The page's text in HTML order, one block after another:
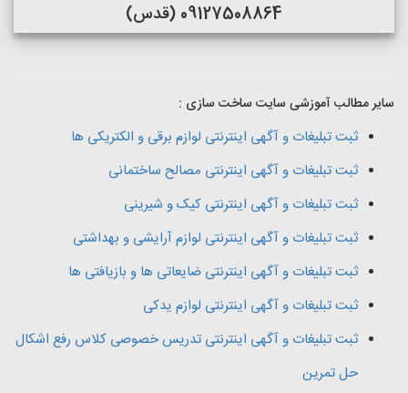
09127508864 (قدس)
سایر مطالب آموزشی سایت ساخت سازی :
ثبت تبلیغات و آگهی اینترنتی لوازم برقی و الکتریکی ها
ثبت تبلیغات و آگهی اینترنتی مصالح ساختمانی
ثبت تبلیغات و آگهی اینترنتی کیک و شیرینی
ثبت تبلیغات و آگهی اینترنتی لوازم آرایشی و بهداشتی
ثبت تبلیغات و آگهی اینترنتی ضایعاتی ها و بازیافتی ها
ثبت تبلیغات و آگهی اینترنتی لوازم یدکی
ثبت تبلیغات و آگهی اینترنتی تدریس خصوصی کلاس رفع اشکال
حل تمرین